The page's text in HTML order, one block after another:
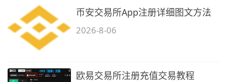
币安交易所App注册详细图文方法
2026-8-06
欧易交易所注册充值交易教程